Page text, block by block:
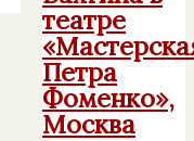
театре
Петра
Фоменко»,
Москва